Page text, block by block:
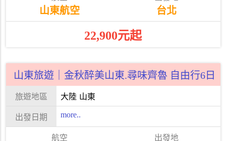
山東航空 台北
22,900元起
山東旅遊｜金秋醉美山東.尋味齊魯 自由行6日
大陸 山東
more..